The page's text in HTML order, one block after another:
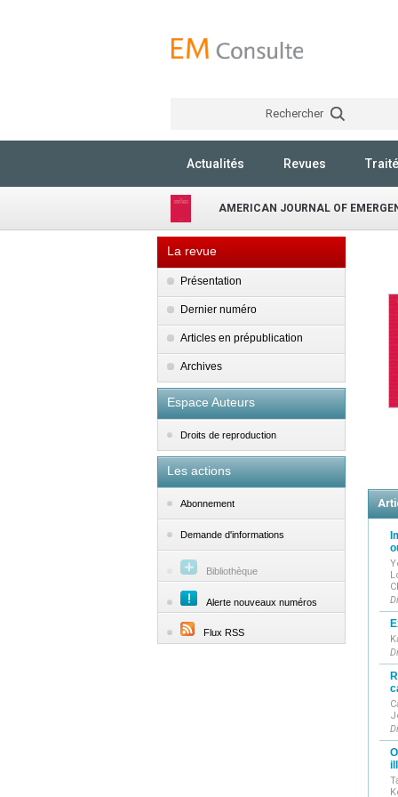
Rechercher
Actualités Revues
AMERICAN JOURNAL OF
La revue
Présentation
Dernier numéro
Articles en prépublication
Archives
Espace Auteurs
Droits de reproduction
Les actions
Abonnement
Demande d'informations
Bibliothèque
Alerte nouveaux numéros
Flux RSS